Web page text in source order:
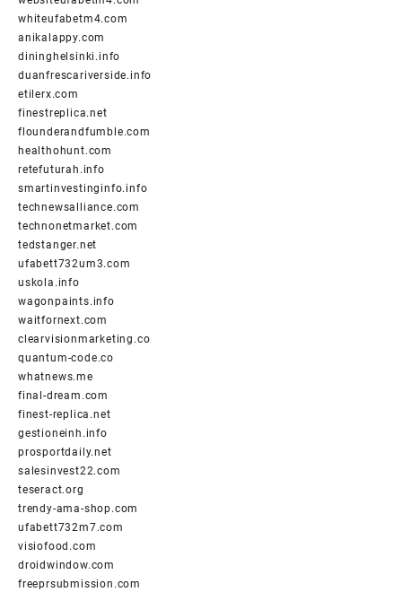
whiteufabetm4.com
anikalappy.com
dininghelsinki.info
duanfrescariverside.info
etilerx.com
finestreplica.net
flounderandfumble.com
healthohunt.com
retefuturah.info
smartinvestinginfo.info
technewsalliance.com
technonetmarket.com
tedstanger.net
ufabett732um3.com
uskola.info
wagonpaints.info
waitfornext.com
clearvisionmarketing.co
quantum-code.co
whatnews.me
final-dream.com
finest-replica.net
gestioneinh.info
prosportdaily.net
salesinvest22.com
teseract.org
trendy-ama-shop.com
ufabett732m7.com
visiofood.com
droidwindow.com
freeprsubmission.com